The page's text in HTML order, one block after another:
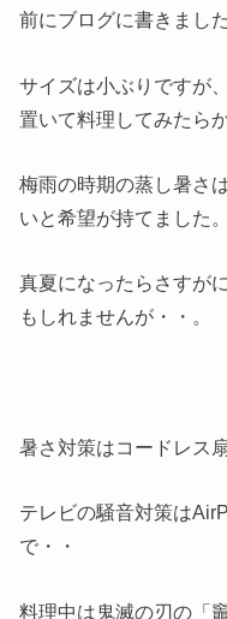
前にブログに書きまし
サイズは小ぶりですが
置いて料理してみたら
梅雨の時期の蒸し暑さ
いと希望が持てました。
真夏になったらさすが
もしれませんが・・。
暑さ対策はコードレス
テレビの騒音対策は
で・・
料理中は鬼滅の刃の「